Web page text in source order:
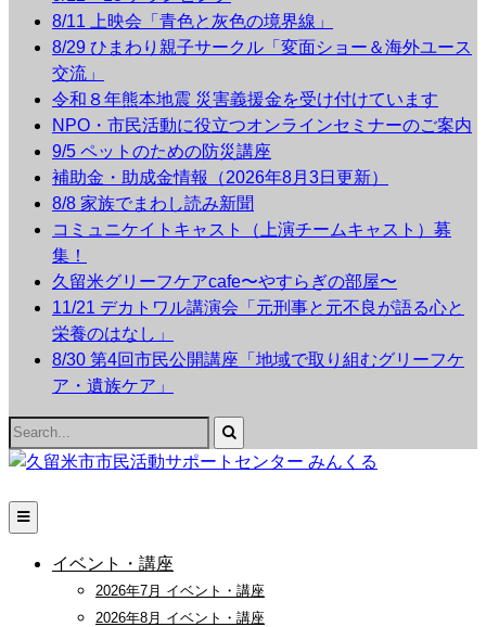
8/11 上映会「青色と灰色の境界線」
8/29 ひまわり親子サークル「変面ショー＆海外ユース
交流」
令和８年熊本地震 災害義援金を受け付けています
NPO・市民活動に役立つオンラインセミナーのご案内
9/5 ペットのための防災講座
補助金・助成金情報（2026年8月3日更新）
8/8 家族でまわし読み新聞
コミュニケイトキャスト（上演チームキャスト）募
集！
久留米グリーフケアcafe〜やすらぎの部屋〜
11/21 デカトワル講演会「元刑事と元不良が語る心と
栄養のはなし」
8/30 第4回市民公開講座「地域で取り組むグリーフケ
ア・遺族ケア」
Search
for:
イベント・講座
2026年7月 イベント・講座
2026年8月 イベント・講座